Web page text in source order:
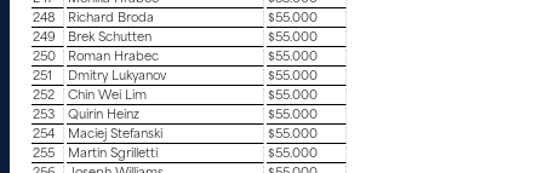
248
Richard Broda
$55.000
249
Brek Schutten
$55.000
250
Roman Hrabec
$55.000
251
Dmitry Lukyanov
$55.000
252
Chin Wei Lim
$55.000
253
Quirin Heinz
$55.000
254
Maciej Stefanski
$55.000
255
Martin Sgrilletti
$55.000